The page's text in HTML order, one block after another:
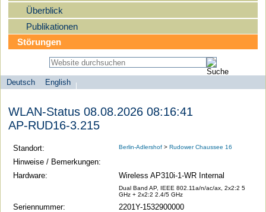
Überblick
Publikationen
Störungen
Sprachauswahl
Deutsch
English
search-menu
Universität
zu
Berlin
Computer-
Medienservice
WLAN-Status 08.08.2026 08:16:41
AP-RUD16-3.215
Standort: Berlin-Adlershof >Rudower Chaussee 16
Hinweise / Bemerkungen:
Hardware:
Wireless AP310i-1-WR Internal
Dual Band AP, IEEE 802.11a/n/ac/ax, 2x2:2 5
GHz + 2x2:2 2.4/5 GHz
Seriennummer:
2201Y-1532900000